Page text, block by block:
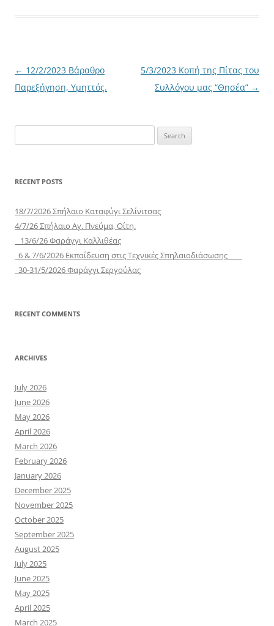
Post
navigation
← 12/2/2023 Βάραθρο
Παρεξήγηση, Υμηττός.
5/3/2023 Κοπή της Πίτας του
Συλλόγου μας “Θησέα” →
for:
RECENT POSTS
18/7/2026 Σπήλαιο Καταφύγι Σελίνιτσας
4/7/26 Σπήλαιο Αγ. Πνεύμα, Οίτη.
13/6/26 Φαράγγι Καλλιθέας
6 & 7/6/2026 Εκπαίδευση στις Τεχνικές Σπηλαιοδιάσωσης
30-31/5/2026 Φαράγγι Σεργούλας
RECENT COMMENTS
ARCHIVES
July 2026
June 2026
May 2026
April 2026
March 2026
February 2026
January 2026
December 2025
November 2025
October 2025
September 2025
August 2025
July 2025
June 2025
May 2025
April 2025
March 2025